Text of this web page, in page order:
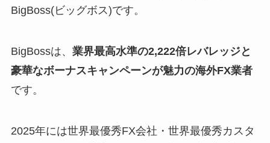
BigBoss(ビッグボス)です。
BigBossは、 業界最高水準の2,222倍レバレッジと
豪華なボーナスキャンペーンが魅力の海外FX業者
です。
2025年には世界最優秀FX会社・世界最優秀カスタ